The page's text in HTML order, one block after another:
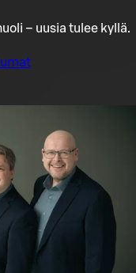
– uusia tulee kyllä.